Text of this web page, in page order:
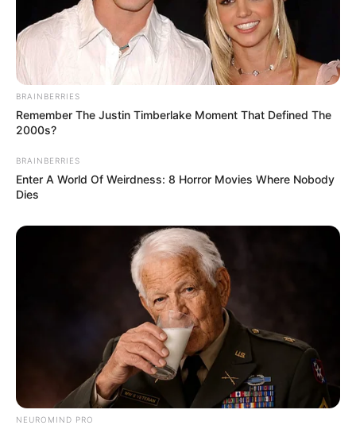
Agama: Islam
Profesi: Aktris, Model, Penyanyi, Presenter, Youtuber
Hobi: Bersepeda, Main Golf
Facebook: –
Twitter:
Instagram:
TikTok:@amelcarlareal
Tinggi, Berat, & Penampilan Fisik
Golongan Darah: –
Warna Rambut: Hitam
Warna Mata: Coklat
Warn Kulit: –
BRAINBERRIES
Remember The Justin Timberlake Moment That Defined The
2000s?
BRAINBERRIES
Enter A World Of Weirdness: 8 Horror Movies Where Nobody
Dies
NEUROMIND PRO